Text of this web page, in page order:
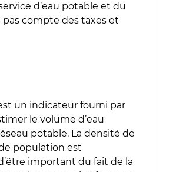
d’eau potable et du
compte des taxes et
un indicateur fourni par
le volume d’eau
potable. La densité de
population est
important du fait de la